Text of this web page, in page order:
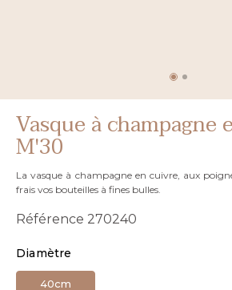
Vasque à champagne
M'30
La vasque à champagne en cuivre, aux
frais vos bouteilles à fines bulles.
Référence 270240
Diamètre
40cm